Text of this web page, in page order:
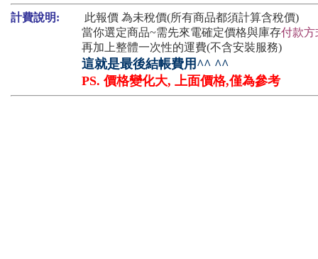
計費說明:
此報價 為未稅價(所有商品都須計算含稅價)
當你選定商品~需先來電確定價格與庫存付款方
再加上整體一次性的運費(不含安裝服務)
這就是最後結帳費用^^ ^^
PS. 價格變化大, 上面價格,僅為參考